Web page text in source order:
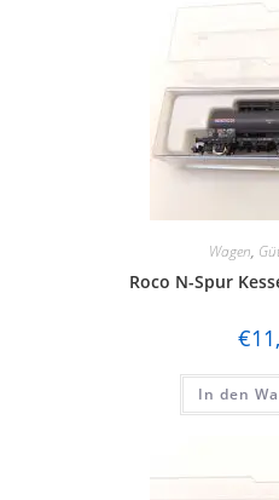
Wagen,
Roco N-Spur
€
In den